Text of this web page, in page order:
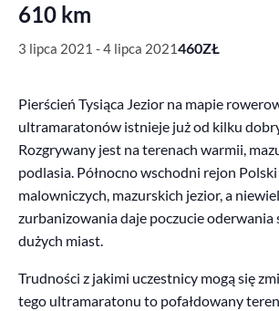
610 km
3 lipca 2021 -4 lipca 2021460ZŁ
Pierścień Tysiąca Jezior na mapie
ultramaratonów istnieje już od kilku
Rozgrywany jest na terenach warmii,
podlasia. Północno wschodni rejon Polski
malowniczych, mazurskich jezior, a
zurbanizowania daje poczucie oderwania
dużych miast.
Trudności z jakimi uczestnicy mogą się
tego ultramaratonu to pofałdowany